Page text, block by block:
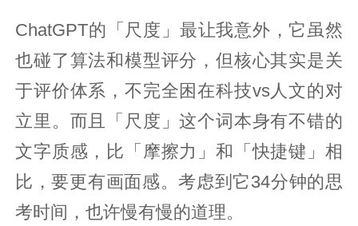
ChatGPT的「尺度」最让我意外，它虽然
也碰了算法和模型评分，但核心其实是关
于评价体系，不完全困在科技vs人文的对
立里。而且「尺度」这个词本身有不错的
文字质感，比「摩擦力」和「快捷键」相
比，要更有画面感。考虑到它34分钟的思
考时间，也许慢有慢的道理。